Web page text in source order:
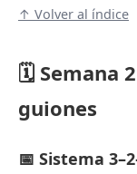
↑ Volver al índice
🗓️ Semana
guiones
📅 Sistema